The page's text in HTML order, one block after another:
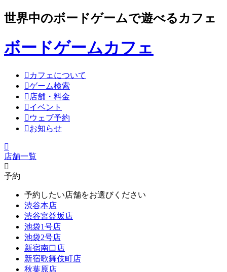
世界中のボードゲームで遊べるカフェ
ボードゲームカフェ
カフェについて
ゲーム検索
店舗・料金
イベント
ウェブ予約
お知らせ
店舗一覧
予約
予約したい店舗をお選びください
渋谷本店
渋谷宮益坂店
池袋1号店
池袋2号店
新宿南口店
新宿歌舞伎町店
秋葉原店